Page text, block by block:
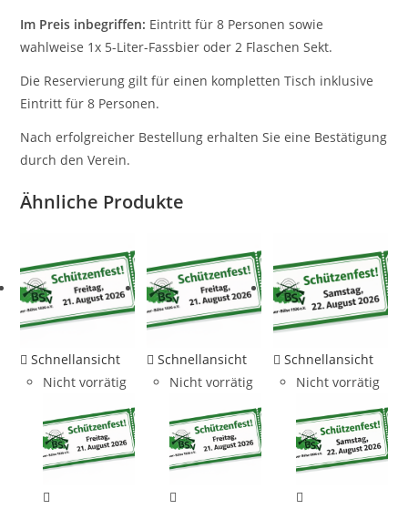
Im Preis inbegriffen: Eintritt für 8 Personen sowie
wahlweise 1x 5-Liter-Fassbier oder 2 Flaschen Sekt.
Die Reservierung gilt für einen kompletten Tisch inklusive
Eintritt für 8 Personen.
Nach erfolgreicher Bestellung erhalten Sie eine Bestätigung
durch den Verein.
Ähnliche Produkte
Schnellansicht
Nicht vorrätig
Schnellansicht
Nicht vorrätig
Schnellansicht
Nicht vorrätig